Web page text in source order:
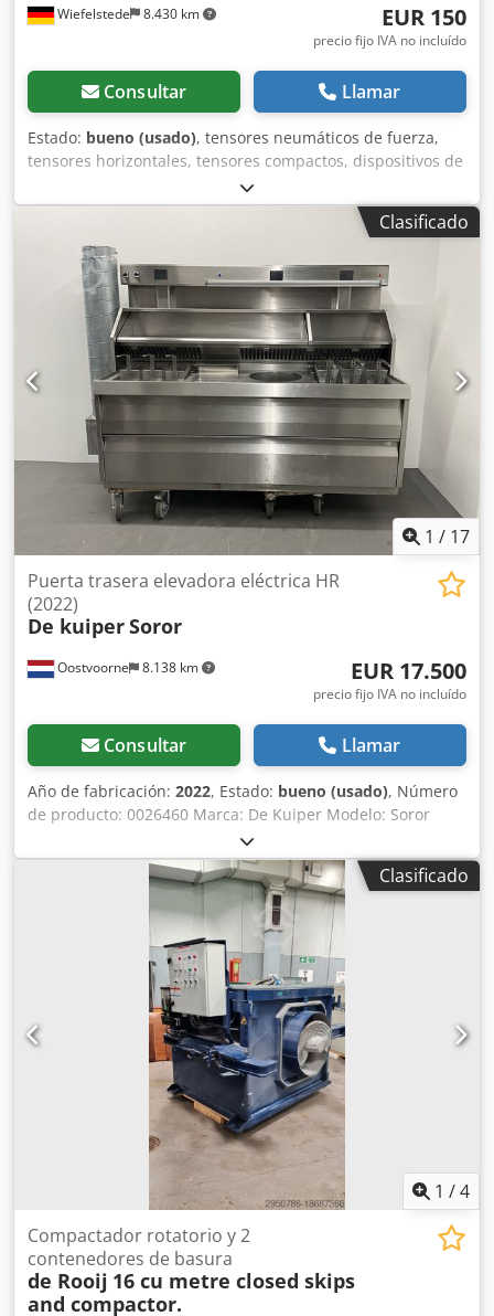
Wiefelstede 8.430 km EUR 150
precio fijo IVA no incluído
Consultar Llamar
Estado: bueno (usado), tensores neumáticos de fuerza,
tensores horizontales, tensores compactos, dispositivos de
sujeción, tensores neumáticos de fuerza Crodob A H E
Iopfx Afksf -Tipo: 82L32-143C8H0 -Cantidad: 4 unidades
disponibles -Precio: por unidad -Peso: 2,1 kg/unidadClasificado
1 / 17
Oostvoorne 8.138 km
Puerta trasera elevadora eléctrica HR
(2022)
De kuiperSoror
EUR 17.500
precio fijo IVA no incluído
Consultar Llamar
Año de fabricación: 2022, Estado: bueno (usado), Número
de producto: 0026460 Marca: De Kuiper Modelo: Soror
Csdpfx Ajzbmptjfkerf Categoría del producto: Freidoras
Longitud: 2700 mm Anchura: 920 mm Altura: 1800 mm
Tensión de conexión (V): 400 Potencia (W): 47150 Año de
fabricación: 2022 Equipado con sistema de filtrado de
grasa. Incluye 3 cubas (1x ORE440 y 2x ORE540) y bandeja
Clasificado
1 /4
Compactador rotatorio y 2
contenedores de basura
de Rooij 16 cu metre closed skips
and compactor.